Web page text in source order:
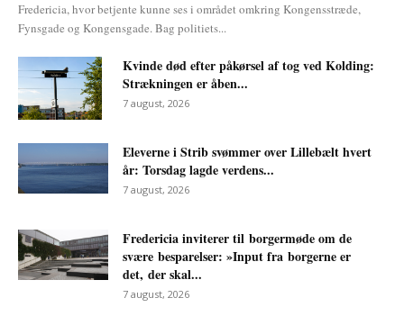
Fredericia, hvor betjente kunne ses i området omkring Kongensstræde,
Fynsgade og Kongensgade. Bag politiets...
Kvinde død efter påkørsel af tog ved Kolding:
Strækningen er åben...
7 august, 2026
Eleverne i Strib svømmer over Lillebælt hvert
år: Torsdag lagde verdens...
7 august, 2026
Fredericia inviterer til borgermøde om de
svære besparelser: »Input fra borgerne er
det, der skal...
7 august, 2026